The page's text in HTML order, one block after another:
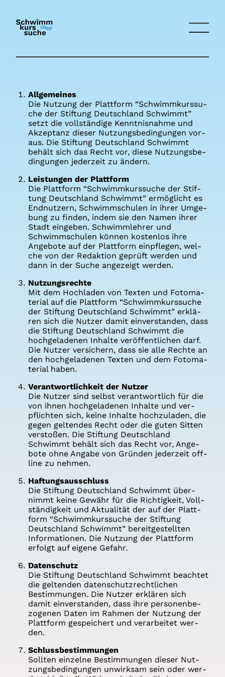
All­ge­mei­nes
Die Nut­zung der Platt­form “Schwimm­kurs­su­
che der Stif­tung Deutsch­land Schwimmt”
setzt die voll­stän­di­ge Kennt­nis­nah­me und
Akzep­tanz die­ser Nut­zungs­be­din­gun­gen vor­
aus. Die Stif­tung Deutsch­land Schwimmt
behält sich das Recht vor, die­se Nut­zungs­be­
din­gun­gen jeder­zeit zu ändern.
Leis­tun­gen der Platt­form
Die Platt­form “Schwimm­kurs­su­che der Stif­
tung Deutsch­land Schwimmt” ermög­licht es
End­nut­zern, Schwimm­schu­len in ihrer Umge­
bung zu fin­den, indem sie den Namen ihrer
Stadt ein­ge­ben. Schwimm­leh­rer und
Schwimm­schu­len kön­nen kos­ten­los ihre
Ange­bo­te auf der Platt­form ein­pfle­gen, wel­
che von der Redak­ti­on geprüft wer­den und
dann in der Suche ange­zeigt wer­den.
Nut­zungs­rech­te
Mit dem Hoch­la­den von Tex­ten und Foto­ma­
te­ri­al auf die Platt­form “Schwimm­kurs­su­che
der Stif­tung Deutsch­land Schwimmt” erklä­
ren sich die Nut­zer damit ein­ver­stan­den, dass
die Stif­tung Deutsch­land Schwimmt die
hoch­ge­la­de­nen Inhal­te ver­öf­fent­li­chen darf.
Die Nut­zer ver­si­chern, dass sie alle Rech­te an
den hoch­ge­la­de­nen Tex­ten und dem Foto­ma­
te­ri­al haben.
Ver­ant­wort­lich­keit der Nut­zer
Die Nut­zer sind selbst ver­ant­wort­lich für die
von ihnen hoch­ge­la­de­nen Inhal­te und ver­
pflich­ten sich, kei­ne Inhal­te hoch­zu­la­den, die
gegen gel­ten­des Recht oder die guten Sit­ten
ver­sto­ßen. Die Stif­tung Deutsch­land
Schwimmt behält sich das Recht vor, Ange­
bo­te ohne Anga­be von Grün­den jeder­zeit off­
line zu neh­men.
Haf­tungs­aus­schluss
Die Stif­tung Deutsch­land Schwimmt über­
nimmt kei­ne Gewähr für die Rich­tig­keit, Voll­
stän­dig­keit und Aktua­li­tät der auf der Platt­
form “Schwimm­kurs­su­che der Stif­tung
Deutsch­land Schwimmt” bereit­ge­stell­ten
Infor­ma­tio­nen. Die Nut­zung der Platt­form
erfolgt auf eige­ne Gefahr.
Daten­schutz
Die Stif­tung Deutsch­land Schwimmt beach­tet
die gel­ten­den daten­schutz­recht­li­chen
Bestim­mun­gen. Die Nut­zer erklä­ren sich
damit ein­ver­stan­den, dass ihre per­so­nen­be­
zo­ge­nen Daten im Rah­men der Nut­zung der
Platt­form gespei­chert und ver­ar­bei­tet wer­
den.
Schluss­be­stim­mun­gen
Soll­ten ein­zel­ne Bestim­mun­gen die­ser Nut­
zungs­be­din­gun­gen unwirk­sam sein oder wer­